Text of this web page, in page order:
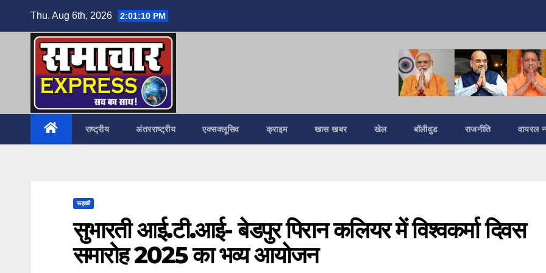
Thu. Aug 6th, 2026 2:01:12 PM
राष्ट्रीय अंतरराष्ट्रीय एक्सक्लूसिव क्राइम खास खबर खेल बॉलीवुड राजनीति वायरल
रूड़की
सुभारती आई.टी.आई- बेडपुर पिरान कलियर में विश्वकर्मा दिवस
समारोह 2025 का भव्य आयोजन